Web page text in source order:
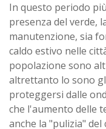
In questo periodo
presenza del verde,
manutenzione, sia
caldo estivo nelle
popolazione sono
altrettanto lo sono
proteggersi dalle
che l'aumento delle
anche la "pulizia" del